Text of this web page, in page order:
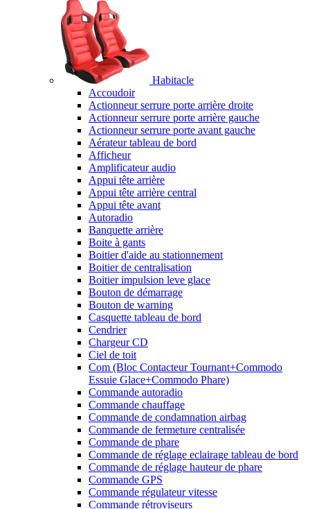
Habitacle
Accoudoir
Actionneur serrure porte arrière droite
Actionneur serrure porte arrière gauche
Actionneur serrure porte avant gauche
Aérateur tableau de bord
Afficheur
Amplificateur audio
Appui tête arrière
Appui tête arrière central
Appui tête avant
Autoradio
Banquette arrière
Boite à gants
Boitier d'aide au stationnement
Boitier de centralisation
Boitier impulsion leve glace
Bouton de démarrage
Bouton de warning
Casquette tableau de bord
Cendrier
Chargeur CD
Ciel de toit
Com (Bloc Contacteur Tournant+Commodo
Essuie Glace+Commodo Phare)
Commande autoradio
Commande chauffage
Commande de condamnation airbag
Commande de fermeture centralisée
Commande de phare
Commande de réglage eclairage tableau de bord
Commande de réglage hauteur de phare
Commande GPS
Commande régulateur vitesse
Commande rétroviseurs